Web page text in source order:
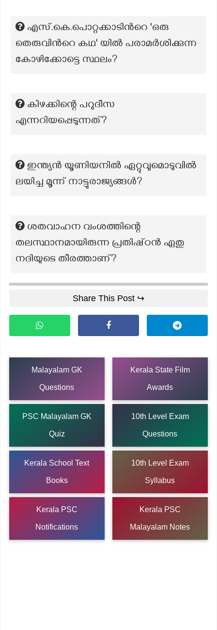
എസ്.കെ.പൊറ്റക്കാടിന്‍റെ 'ഒരു
തെരുവിന്‍റെ കഥ' യിൽ പരാമർശിക്കുന്ന
കോഴിക്കോട്ടെ സ്ഥലം?
കിഴക്കിന്റെ പറുദീസ
എന്നറിയപ്പെടുന്നത്?
ഇന്ത്യൻ യൂണിയനിൽ ഏറ്റുവുമൊടുവിൽ
ലയിച്ച മൂന്ന് നാട്ടുരാജ്യങ്ങൾ?
ശതവാഹന വംശത്തിന്റെ
തലസ്ഥാനമായിരുന്ന പ്രതിഷ്‌ഠൻ ഏതു
നദിയുടെ തീരത്താണ്?
Share This Post ↪
Malayalam GK
Questions
Kerala State Film
Awards
PSC Malayalam GK
Quiz
10th Level Exam
Questions
Kerala School Text
Books
10th Level Exam
Syllabus
Kerala PSC
Notifications
Kerala PSC
Malayalam Notes